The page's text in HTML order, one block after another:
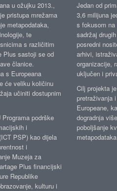
u ožujku 2013.,
pristupa mrežama
metapodataka,
te
s različitim
Plus sastoji se od
članice.
s Europeana
će veliku količinu
učiniti dostupnim
podrške
i
PSP) kao dijela
i
Muzeja za
Plus financijski
Republike
kulturu i
Jedan od
3,6 milijuna
s fokusom
sadržaj
posredni
arhivi,
organizacije,
uključen i
Cilj projekta
pretraživanja
Europeane,
dogradnja
poboljšanje